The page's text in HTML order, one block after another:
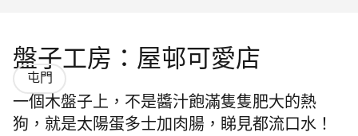
盤子工房：屋邨可愛店
屯門
一個木盤子上，不是醬汁飽滿隻隻肥大的熱
狗，就是太陽蛋多士加肉腸，睇見都流口水！